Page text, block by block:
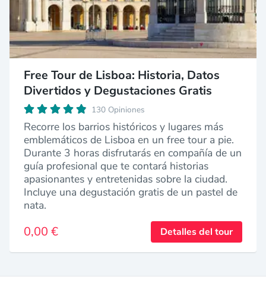
Free Tour de Lisboa: Historia, Datos
Divertidos y Degustaciones Gratis
130 Opiniones
Recorre los barrios históricos y lugares más
emblemáticos de Lisboa en un free tour a pie.
Durante 3 horas disfrutarás en compañía de un
guía profesional que te contará historias
apasionantes y entretenidas sobre la ciudad.
Incluye una degustación gratis de un pastel de
nata.
0,00 € Detalles del tour